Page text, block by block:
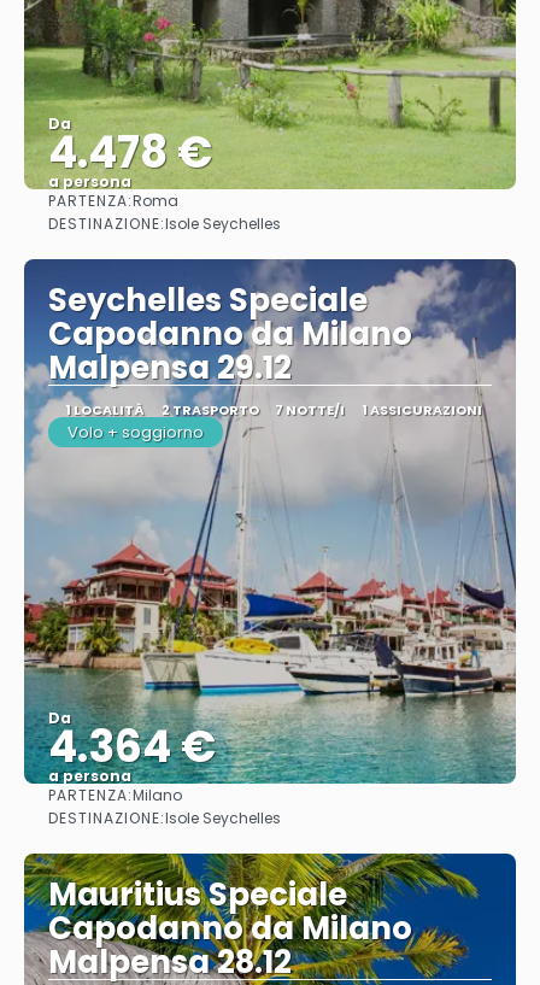
Da
4.478 €
a persona
Vedere
PARTENZA:Roma
DESTINAZIONE:Isole Seychelles
Seychelles Speciale
Capodanno da Milano
Malpensa 29.12
1 LOCALITÀ 2 TRASPORTO 7 NOTTE/I 1 ASSICURAZIONI
Volo + soggiorno
Da
4.364 €
a persona
Vedere
PARTENZA:Milano
DESTINAZIONE:Isole Seychelles
Mauritius Speciale
Capodanno da Milano
Malpensa 28.12